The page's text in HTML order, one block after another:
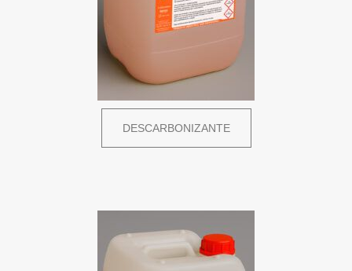
DESCARBONIZANTE